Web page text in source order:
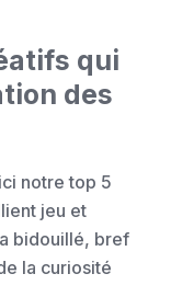
qui
des
notre top 5
jeu et
bidouillé, bref
la curiosité